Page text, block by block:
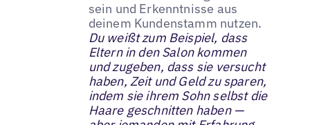
sein und Erkenntnisse aus
deinem Kundenstamm nutzen.
Du weißt zum Beispiel, dass
Eltern in den Salon kommen
und zugeben, dass sie versucht
haben, Zeit und Geld zu sparen,
indem sie ihrem Sohn selbst die
Haare geschnitten haben —